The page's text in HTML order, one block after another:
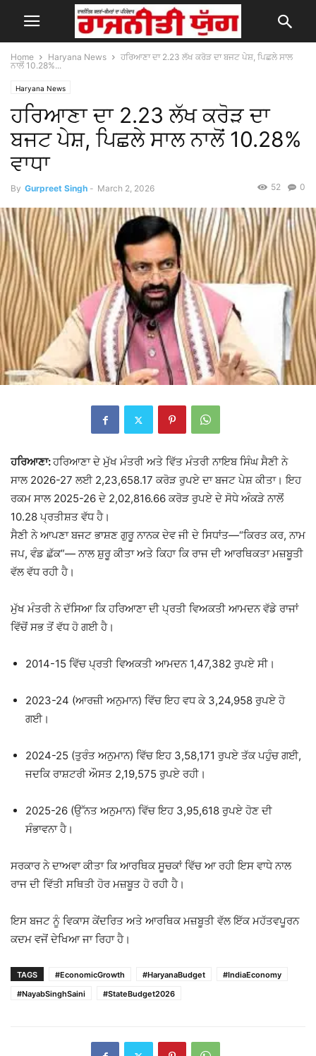
Home Haryana News
ਹਰਿਆਣਾ ਦਾ 2.23 ਲੱਖ ਕਰੋੜ ਦਾ ਬਜਟ ਪੇਸ਼, ਪਿਛਲੇ ਸਾਲ
ਨਾਲੋਂ 10.28%...
Haryana News
ਹਰਿਆਣਾ ਦਾ 2.23 ਲੱਖ ਕਰੋੜ ਦਾ
ਬਜਟ ਪੇਸ਼, ਪਿਛਲੇ ਸਾਲ ਨਾਲੋਂ 10.28%
ਵਾਧਾ
By Gurpreet Singh - March 2, 2026 0
52
ਹਰਿਆਣਾ:ਹਰਿਆਣਾ ਦੇ ਮੁੱਖ ਮੰਤਰੀ ਅਤੇ ਵਿੱਤ ਮੰਤਰੀਨਾਇਬ ਸਿੰਘ ਸੈਣੀਨੇ
ਸਾਲ 2026-27 ਲਈ 2,23,658.17 ਕਰੋੜ ਰੁਪਏ ਦਾ ਬਜਟ ਪੇਸ਼ ਕੀਤਾ। ਇਹ
ਰਕਮ ਸਾਲ 2025-26 ਦੇ 2,02,816.66 ਕਰੋੜ ਰੁਪਏ ਦੇ ਸੋਧੇ ਅੰਕੜੇ ਨਾਲੋਂ
10.28 ਪ੍ਰਤੀਸ਼ਤ ਵੱਧ ਹੈ।
ਸੈਣੀ ਨੇ ਆਪਣਾ ਬਜਟ ਭਾਸ਼ਣ ਗੁਰੂ ਨਾਨਕ ਦੇਵ ਜੀ ਦੇ ਸਿਧਾਂਤ—“ਕਿਰਤ ਕਰ, ਨਾਮ
ਜਪ, ਵੰਡ ਛੱਕ”— ਨਾਲ ਸ਼ੁਰੂ ਕੀਤਾ ਅਤੇ ਕਿਹਾ ਕਿ ਰਾਜ ਦੀ ਆਰਥਿਕਤਾ ਮਜ਼ਬੂਤੀ
ਵੱਲ ਵੱਧ ਰਹੀ ਹੈ।
ਮੁੱਖ ਮੰਤਰੀ ਨੇ ਦੱਸਿਆ ਕਿ ਹਰਿਆਣਾ ਦੀ ਪ੍ਰਤੀ ਵਿਅਕਤੀ ਆਮਦਨ ਵੱਡੇ ਰਾਜਾਂ
ਵਿੱਚੋਂ ਸਭ ਤੋਂ ਵੱਧ ਹੋ ਗਈ ਹੈ।
2014-15 ਵਿੱਚ ਪ੍ਰਤੀ ਵਿਅਕਤੀ ਆਮਦਨ 1,47,382 ਰੁਪਏ ਸੀ।
2023-24 (ਆਰਜ਼ੀ ਅਨੁਮਾਨ) ਵਿੱਚ ਇਹ ਵਧ ਕੇ 3,24,958 ਰੁਪਏ ਹੋ
ਗਈ।
2024-25 (ਤੁਰੰਤ ਅਨੁਮਾਨ) ਵਿੱਚ ਇਹ 3,58,171 ਰੁਪਏ ਤੱਕ ਪਹੁੰਚ ਗਈ,
ਜਦਕਿ ਰਾਸ਼ਟਰੀ ਔਸਤ 2,19,575 ਰੁਪਏ ਰਹੀ।
2025-26 (ਉੱਨਤ ਅਨੁਮਾਨ) ਵਿੱਚ ਇਹ 3,95,618 ਰੁਪਏ ਹੋਣ ਦੀ
ਸੰਭਾਵਨਾ ਹੈ।
ਸਰਕਾਰ ਨੇ ਦਾਅਵਾ ਕੀਤਾ ਕਿ ਆਰਥਿਕ ਸੂਚਕਾਂ ਵਿੱਚ ਆ ਰਹੀ ਇਸ ਵਾਧੇ ਨਾਲ
ਰਾਜ ਦੀ ਵਿੱਤੀ ਸਥਿਤੀ ਹੋਰ ਮਜ਼ਬੂਤ ਹੋ ਰਹੀ ਹੈ।
ਇਸ ਬਜਟ ਨੂੰ ਵਿਕਾਸ ਕੇਂਦਰਿਤ ਅਤੇ ਆਰਥਿਕ ਮਜ਼ਬੂਤੀ ਵੱਲ ਇੱਕ ਮਹੱਤਵਪੂਰਨ
ਕਦਮ ਵਜੋਂ ਦੇਖਿਆ ਜਾ ਰਿਹਾ ਹੈ।
TAGS #EconomicGrowth #HaryanaBudget
#IndiaEconomy
#NayabSinghSaini
#StateBudget2026